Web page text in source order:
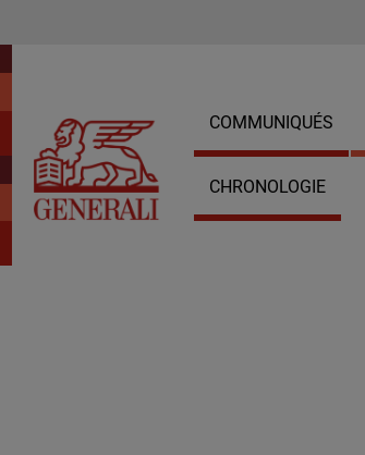
COMMUNIQUÉS
CHRONOLOGIE